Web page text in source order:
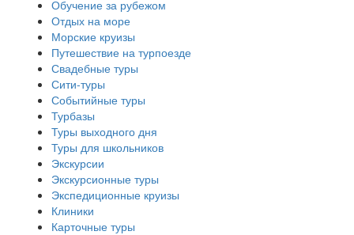
Обучение за рубежом
Отдых на море
Морские круизы
Путешествие на турпоезде
Свадебные туры
Сити-туры
Событийные туры
Турбазы
Туры выходного дня
Туры для школьников
Экскурсии
Экскурсионные туры
Экспедиционные круизы
Клиники
Карточные туры